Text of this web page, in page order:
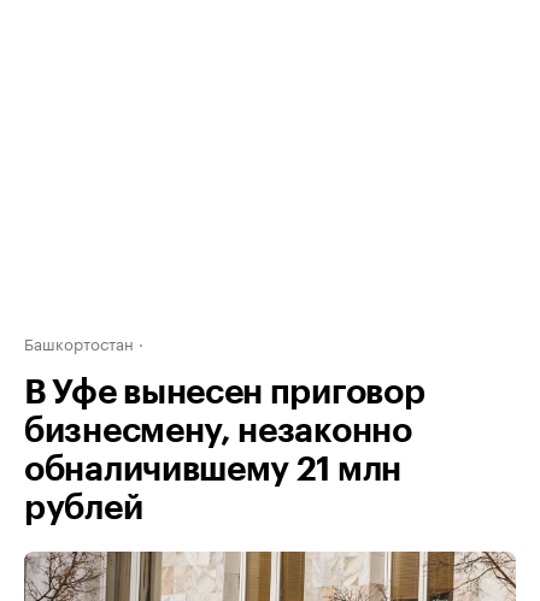
Башкортостан
В Уфе вынесен приговор
бизнесмену, незаконно
обналичившему 21 млн
рублей